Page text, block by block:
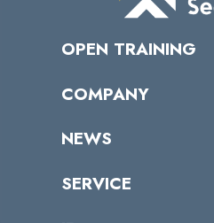
OPEN TRAINING
受講者の声
COMPANY
トップメッセージ
ミッション／ビジョン
NEWS
サイバーニュース
SERVICE